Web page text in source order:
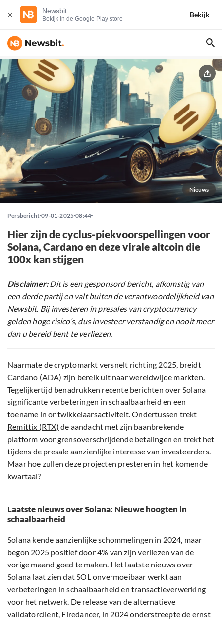
Newsbit
Bekijk in de Google Play store
Bekijk
Nieuws
Persbericht 09-01-2025 08:44
Hier zijn de cyclus-piekvoorspellingen voor
Solana, Cardano en deze virale altcoin die
100x kan stijgen
Disclaimer:Dit is een gesponsord bericht, afkomstig van
een derde partij en valt buiten de verantwoordelijkheid van
Newsbit. Bij investeren in presales van cryptocurrency
gelden hoge risico’s, dus investeer verstandig en nooit meer
dan u bereid bent te verliezen.
Naarmate de cryptomarkt versnelt richting 2025, breidt
Cardano (ADA) zijn bereik uit naar wereldwijde markten.
Tegelijkertijd benadrukken recente berichten over Solana
significante verbeteringen in schaalbaarheid en een
toename in ontwikkelaarsactiviteit. Ondertussen trekt
Remittix (RTX) de aandacht met zijn baanbrekende
platform voor grensoverschrijdende betalingen en trekt het
tijdens de presale aanzienlijke interesse van investeerders.
Maar hoe zullen deze projecten presteren in het komende
kwartaal?
Laatste nieuws over Solana: Nieuwe hoogten in
schaalbaarheid
Solana kende aanzienlijke schommelingen in 2024, maar
begon 2025 positief door 4% van zijn verliezen van de
vorige maand goed te maken. Het laatste nieuws over
Solana laat zien dat SOL onvermoeibaar werkt aan
verbeteringen in schaalbaarheid en transactieverwerking
voor het netwerk. De release van de alternatieve
validatorclient, Firedancer, in 2024 onderstreepte de ernst